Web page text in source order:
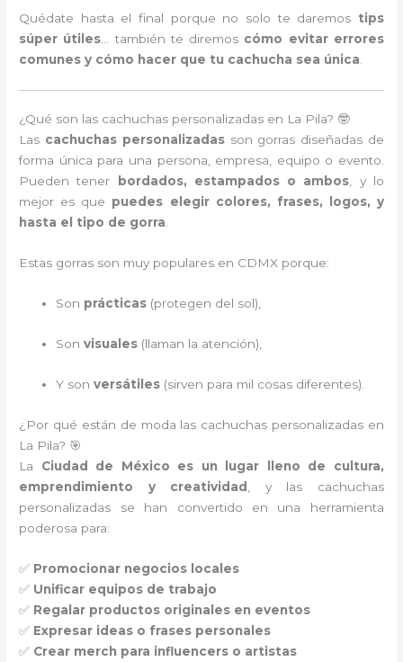
Quédate hasta el final porque no solo te daremos tips
súper útiles … también te diremos cómo evitar errores
comunes y cómo hacer que tu cachucha sea única
¿Qué son las cachuchas personalizadas en La Pila? 🤓
Las cachuchas personalizadasson gorras diseñadas de
forma única para una persona, empresa, equipo o evento.
Pueden tener
bordados, estampados o ambos, y lo
mejor es que puedes elegir colores, frases, logos, y
hasta el tipo de gorra.
Estas gorras son muy populares en CDMX porque:
Son prácticas (protegen del sol),
Sonvisuales (llaman la atención),
Y sonversátiles (sirven para mil cosas diferentes).
¿Por qué están de moda las cachuchas personalizadas en
La Pila? 🎯
La Ciudad de México es un lugar lleno de cultura,
emprendimiento y creatividad
, y las cachuchas
personalizadas se han convertido en una herramienta
poderosa para:
✅ Promocionar negocios locales
✅ Unificar equipos de trabajo
✅ Regalar productos originales en eventos
✅ Expresar ideas o frases personales
✅ Crear merch para influencers o artistas